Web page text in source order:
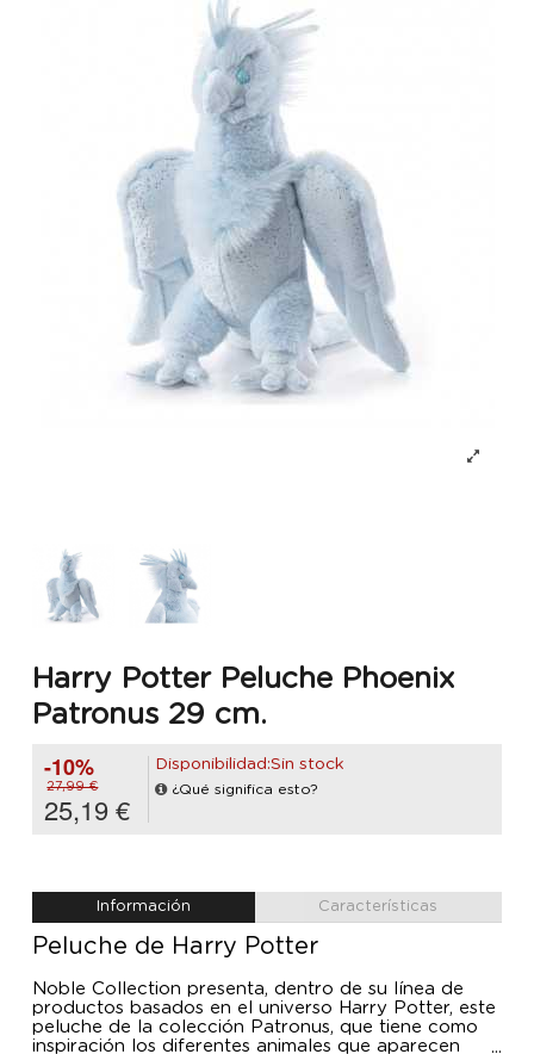
Harry Potter Peluche Phoenix
Patronus 29 cm.
-10%
27,99 €
25,19 €
Disponibilidad:Sin stock
¿Qué significa esto?
Información Características
Peluche de Harry Potter
Noble Collection presenta, dentro de su línea de
productos basados en el universo Harry Potter, este
peluche de la colección Patronus, que tiene como
inspiración los diferentes animales que aparecen